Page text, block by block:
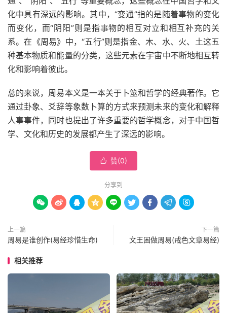
化中具有深远的影响。其中，“变通”指的是随着事物的变化
而变化，而“阴阳”则是指事物的相互对立和相互补充的关
系。在《周易》中，“五行”则是指金、木、水、火、土这五
种基本物质和能量的分类，这些元素在宇宙中不断地相互转
化和影响着彼此。
总的来说，周易本义是一本关于卜筮和哲学的经典著作。它
通过卦象、爻辞等象数卜算的方式来预测未来的变化和解释
人事事件，同时也提出了许多重要的哲学概念，对于中国哲
学、文化和历史的发展都产生了深远的影响。
 赞(0)
分享到
        
上一篇
周易是谁创作(易经珍惜生命)
下一篇
文王困做周易(戒色文章易经)
相关推荐